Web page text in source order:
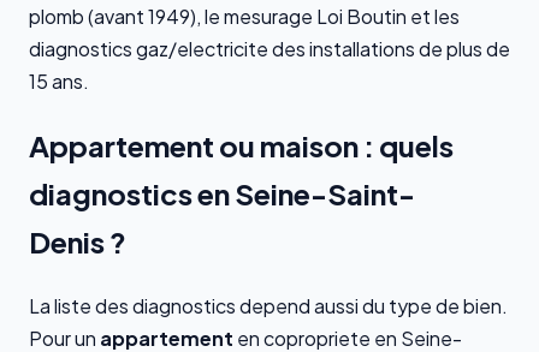
plomb (avant 1949), le mesurage Loi Boutin et les
diagnostics gaz/electricite des installations de plus de
15 ans.
Appartement ou maison : quels
diagnostics en Seine-Saint-
Denis ?
La liste des diagnostics depend aussi du type de bien.
Pour un appartement en copropriete en Seine-